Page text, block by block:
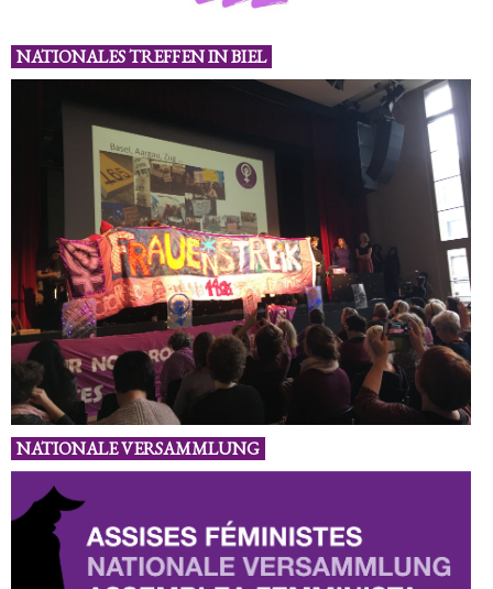
NATIONALES TREFFEN IN BIEL
NATIONALE VERSAMMLUNG